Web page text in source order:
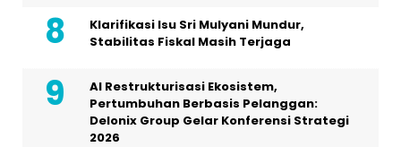
Klarifikasi Isu Sri Mulyani Mundur,
Stabilitas Fiskal Masih Terjaga
AI Restrukturisasi Ekosistem,
Pertumbuhan Berbasis Pelanggan:
Delonix Group Gelar Konferensi Strategi
2026